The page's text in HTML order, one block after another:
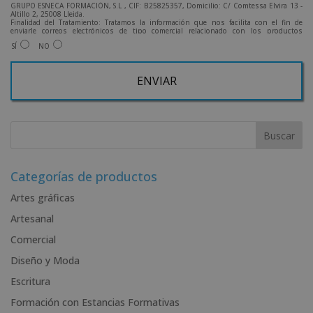
GRUPO ESNECA FORMACIÓN, S.L , CIF: B25825357, Domicilio: C/ Comtessa Elvira 13 -
Altillo 2, 25008 Lleida.
Finalidad del Tratamiento: Tratamos la información que nos facilita con el fin de
enviarle correos electrónicos de tipo comercial relacionado con los productos
ofrecidos y otros tipo de productos que fueran de su interés.
Legitimación del tratamiento: Consentimiento del interesado.
a la dirección admin@grupoesneca.com.
Desea recibir información comercial (vía telefónica y/o email):
SÍ NO
r
a
t
i
e
:
Categorías de productos
Artes gráficas
Artesanal
Comercial
Diseño y Moda
Escritura
Formación con Estancias Formativas